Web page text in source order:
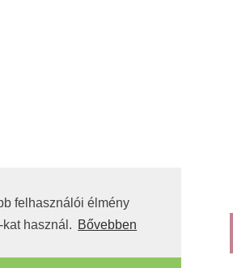
felhasználói élmény
használ. Bővebben